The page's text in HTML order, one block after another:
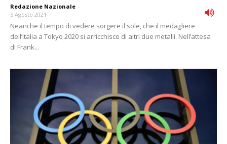
Redazione Nazionale -
5 Agosto 2021
Neanche il tempo di vedere sorgere il sole, che il medagliere
dell’Italia a Tokyo 2020 si arricchisce di altri due metalli. Nell’attesa
di Frank...